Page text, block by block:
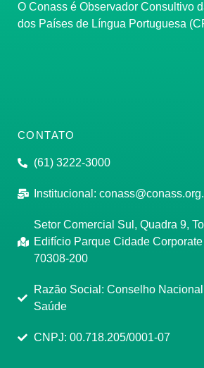
O Conass é Observador Consultivo da Comunidade
dos Países de Língua Portuguesa
CONTATO
(61) 3222-3000
Institucional:
Setor Comercial Sul, Quadra 9,
Edifício Parque Cidade
70308-200
Razão Social: Conselho
Saúde
CNPJ: 00.718.205/0001-07